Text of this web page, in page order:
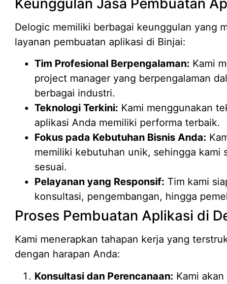
Delogic memiliki berbagai keunggulan yang
layanan pembuatan aplikasi di Binjai:
Tim Profesional Berpengalaman: Kami
project manager yang berpengalaman
berbagai industri.
Teknologi Terkini: Kami menggunakan
aplikasi Anda memiliki performa terbaik.
Fokus pada Kebutuhan Bisnis Anda:
memiliki kebutuhan unik, sehingga kami
sesuai.
Pelayanan yang Responsif: Tim kami
konsultasi, pengembangan, hingga
Proses Pembuatan Aplikasi di
Kami menerapkan tahapan kerja yang
dengan harapan Anda:
Konsultasi dan Perencanaan: Kami